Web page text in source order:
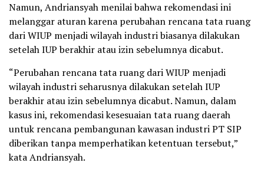
Namun, Andriansyah menilai bahwa rekomendasi ini
melanggar aturan karena perubahan rencana tata ruang
dari WIUP menjadi wilayah industri biasanya dilakukan
setelah IUP berakhir atau izin sebelumnya dicabut.
“Perubahan rencana tata ruang dari WIUP menjadi
wilayah industri seharusnya dilakukan setelah IUP
berakhir atau izin sebelumnya dicabut. Namun, dalam
kasus ini, rekomendasi kesesuaian tata ruang daerah
untuk rencana pembangunan kawasan industri PT SIP
diberikan tanpa memperhatikan ketentuan tersebut,”
kata Andriansyah.